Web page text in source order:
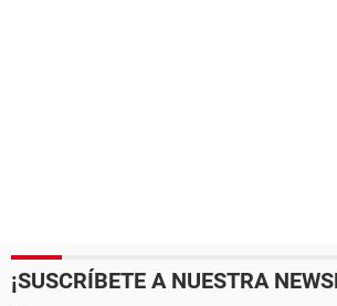
¡SUSCRÍBETE A NUESTRA